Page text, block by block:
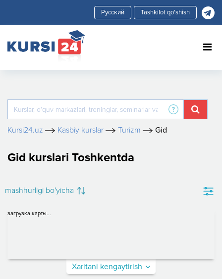
Tashkilot qo'shish
Kursi24.uz Kasbiy kurslar Turizm Gid
Gid kurslari Toshkentda
mashhurligi bo'yicha
загрузка карты...
Xaritani kengaytirish